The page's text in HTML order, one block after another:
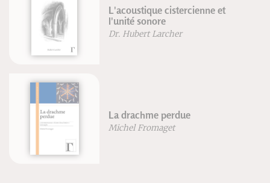
L'acoustique cistercienne et
l'unité sonore
Dr. Hubert Larcher
La drachme perdue
Michel Fromaget